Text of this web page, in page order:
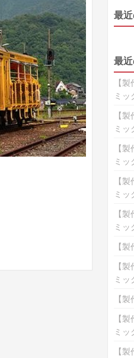
最
最
【
ミ
【
ミ
【
ミ
【
ミ
【
ミ
【
【
ミ
【
【
ミ
【